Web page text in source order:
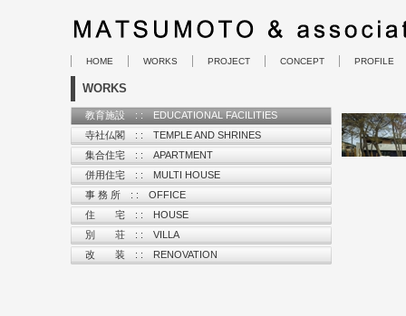
HOME WORKS PROJECT CONCEPT PROFILE
WORKS
教育施設 : : EDUCATIONAL FACILITIES
寺社仏閣 : : TEMPLE AND SHRINES
集合住宅 : : APARTMENT
併用住宅 : : MULTI HOUSE
事 務 所 : : OFFICE
住 宅 : : HOUSE
別 荘 : : VILLA
改 装 : : RENOVATION